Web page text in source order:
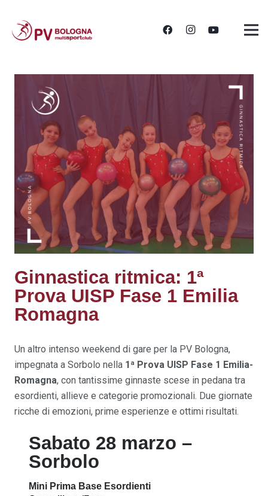
Ginnastica ritmica: 1ª
Prova UISP Fase 1 Emilia
Romagna
Un altro intenso weekend di gare per la PV Bologna,
impegnata a Sorbolo nella 1ª Prova UISP Fase 1 Emilia-
Romagna, con tantissime ginnaste scese in pedana tra
esordienti, allieve e categorie promozionali. Due giornate
ricche di emozioni, prime esperienze e ottimi risultati.
Sabato 28 marzo –
Sorbolo
Mini Prima Base Esordienti